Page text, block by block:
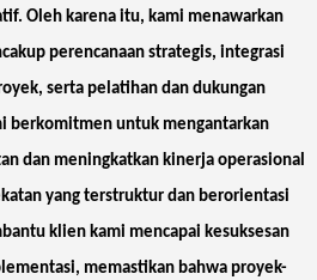
Oleh karena itu, kami menawarkan
perencanaan strategis, integrasi
serta pelatihan dan dukungan
berkomitmen untuk mengantarkan
dan meningkatkan kinerja operasional
yang terstruktur dan berorientasi
klien kami mencapai kesuksesan
memastikan bahwa proyek-